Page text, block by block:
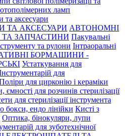
ламп
та аксесуари
ТА АКСЕСУАРИ АВТОНОМНІ
ТА ЗАПЧАСТИНИ Пакувальні
та рулони Інтраоральні
БОРМАШИНИ -
Устаткування для
для
для цирконію і кераміки
для розчинів стерилізації
для стерилізації інструмента
бокси, ендо лінійки Кисті з
Оптика, бінокуляри, лупи
для зуботехнічної